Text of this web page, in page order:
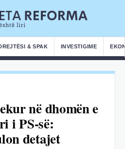
& SPAK INVESTIGIME
në dhomën e
i PS-së:
detajet